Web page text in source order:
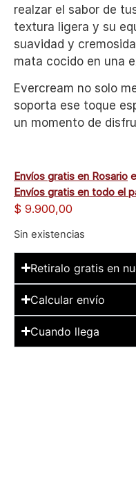
realzar el sabor de
textura ligera y su
suavidad y
mata cocido en una
Evercream no solo
soporta ese toque
un momento de
Envíos gratis en Rosario
Envíos gratis en todo el
$ 9.900,00
Sin existencias
Retiralo gratis en
Calcular envío
Cuando llega